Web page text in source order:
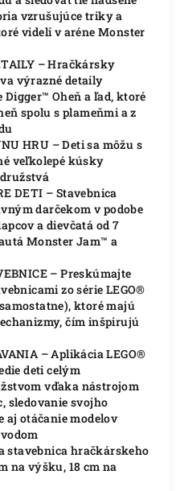
vzrušujúce triky a
videli v aréne Monster
– Hračkársky
výrazné detaily
Oheň a ľad, ktoré
spolu s plameňmi a z
HRU – Deti sa môžu s
veľkolepé kúsky
DETI – Stavebnica
darčekom v podobe
a dievčatá od 7
Monster Jam™ a
– Preskúmajte
zo série LEGO®
ktoré majú
čím inšpirujú
– Aplikácia LEGO®
deti celým
vďaka nástrojom
sledovanie svojho
aj otáčanie modelov
stavebnica hračkárskeho
na výšku, 18 cm na